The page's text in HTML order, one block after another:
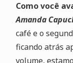
Como você
Amanda
café e o
ficando atrás
volume,